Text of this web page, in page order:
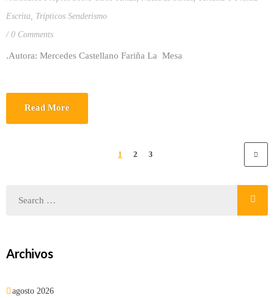
Escrita, Trípticos Senderismo
0 Comments
.Autora: Mercedes Castellano Fariña La Mesa
Read More
1 2 3
Archivos
agosto 2026